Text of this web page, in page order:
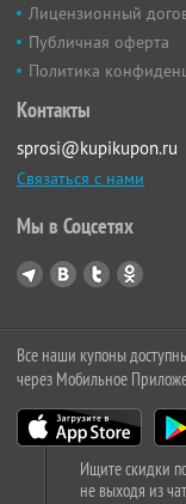
Лицензионный
Публичная оферта
Политика
Контакты
sprosi@kupikupon.ru
Связаться с нами
Мы в Соцсетях
Все наши купоны
через Мобильное
Ищите скидки
не выходя из